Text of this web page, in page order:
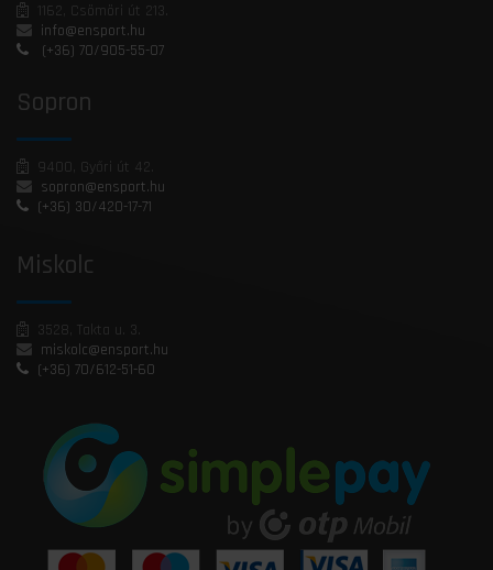
1162, Csömöri út 213.
info@ensport.hu
(+36) 70/905-55-07
Sopron
9400, Győri út 42.
sopron@ensport.hu
(+36) 30/420-17-71
Miskolc
3528, Takta u. 3.
miskolc@ensport.hu
(+36) 70/612-51-60